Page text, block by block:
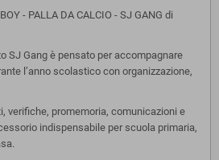
- PALLA DA CALCIO - SJ GANG di
SJ Gang è pensato per accompagnare
l’anno scolastico con organizzazione,
verifiche, promemoria, comunicazioni e
indispensabile per scuola primaria,